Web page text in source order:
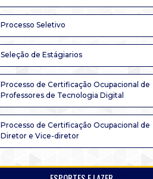
Processo Seletivo
Seleção de Estágiarios
Processo de Certificação Ocupacional de
Professores de Tecnologia Digital
Processo de Certificação Ocupacional de
Diretor e Vice-diretor